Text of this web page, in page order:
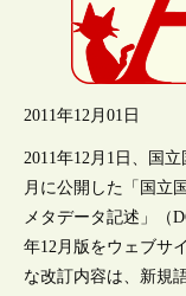
2011年12月01日
2011年12月1日、国
月に公開した「国立
メタデータ記述」（
年12月版をウェブサ
な改訂内容は、新規